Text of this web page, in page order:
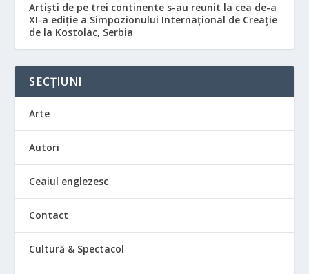
Artiști de pe trei continente s-au reunit la cea de-a
XI-a ediție a Simpozionului Internațional de Creație
de la Kostolac, Serbia
SECȚIUNI
Arte
Autori
Ceaiul englezesc
Contact
Cultură & Spectacol